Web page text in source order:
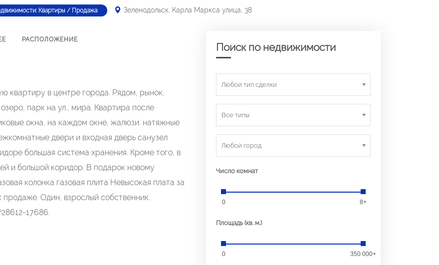
Квартиры / Продажа Зеленодольск, Карла Маркса улица, 38
РАСПОЛОЖЕНИЕ
квартиру в центре города. Рядом, рынок,
парк на ул., мира. Квартира после
окна, на каждом окне, жалюзи. натяжные
двери и входная дверь санузел
большая система хранения. Кроме того, в
и большой коридор. В подарок новому
колонка газовая плита Невысокая плата за
Один, взрослый собственник.
17686.
Поиск по недвижимости
Любой тип сделки
Все типы
Любой город
Число комнат
0 8+
Площадь (кв. м.)
0 350 000+